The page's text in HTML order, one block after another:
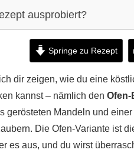
ausprobiert?
Springe zu Rezept
dir zeigen, wie du eine
kannst – nämlich den Ofen-
gerösteten Mandeln und
Die Ofen-Variante ist
es aus, und du wirst